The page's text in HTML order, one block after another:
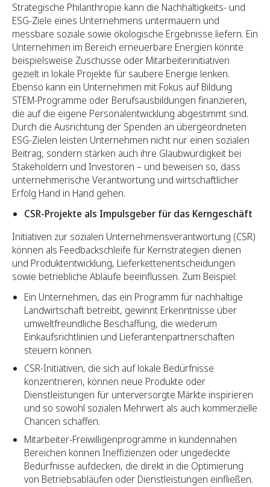
Strategische Philanthropie kann die Nachhaltigkeits- und
ESG-Ziele eines Unternehmens untermauern und
messbare soziale sowie ökologische Ergebnisse liefern. Ein
Unternehmen im Bereich erneuerbare Energien könnte
beispielsweise Zuschüsse oder Mitarbeiterinitiativen
gezielt in lokale Projekte für saubere Energie lenken.
Ebenso kann ein Unternehmen mit Fokus auf Bildung
STEM-Programme oder Berufsausbildungen finanzieren,
die auf die eigene Personalentwicklung abgestimmt sind.
Durch die Ausrichtung der Spenden an übergeordneten
ESG-Zielen leisten Unternehmen nicht nur einen sozialen
Beitrag, sondern stärken auch ihre Glaubwürdigkeit bei
Stakeholdern und Investoren – und beweisen so, dass
unternehmerische Verantwortung und wirtschaftlicher
Erfolg Hand in Hand gehen.
CSR-Projekte als Impulsgeber für das Kerngeschäft
Initiativen zur sozialen Unternehmensverantwortung (CSR)
können als Feedbackschleife für Kernstrategien dienen
und Produktentwicklung, Lieferkettenentscheidungen
sowie betriebliche Abläufe beeinflussen. Zum Beispiel:
Ein Unternehmen, das ein Programm für nachhaltige
Landwirtschaft betreibt, gewinnt Erkenntnisse über
umweltfreundliche Beschaffung, die wiederum
Einkaufsrichtlinien und Lieferantenpartnerschaften
steuern können.
CSR-Initiativen, die sich auf lokale Bedürfnisse
konzentrieren, können neue Produkte oder
Dienstleistungen für unterversorgte Märkte inspirieren
und so sowohl sozialen Mehrwert als auch kommerzielle
Chancen schaffen.
Mitarbeiter-Freiwilligenprogramme in kundennahen
Bereichen können Ineffizienzen oder ungedeckte
Bedürfnisse aufdecken, die direkt in die Optimierung
von Betriebsabläufen oder Dienstleistungen einfließen.